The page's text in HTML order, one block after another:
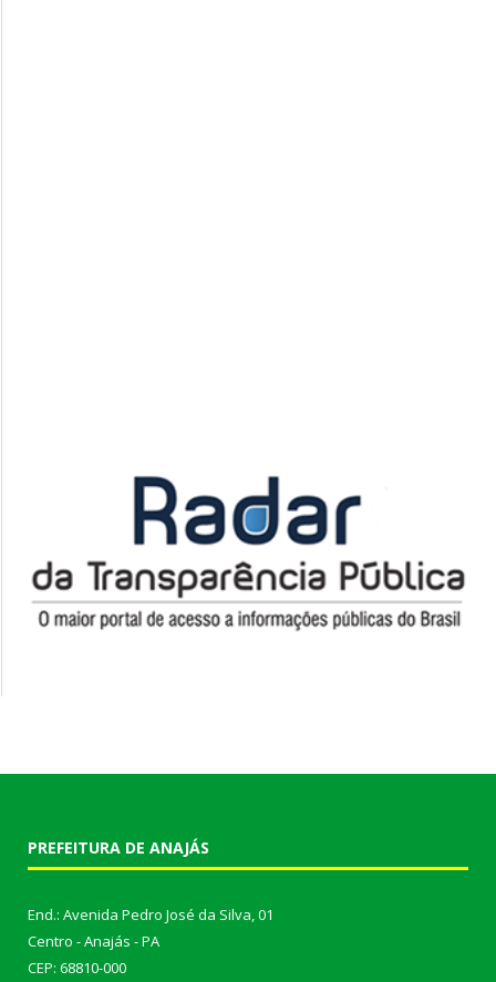
PREFEITURA DE ANAJÁS
End.: Avenida Pedro José da Silva, 01
Centro - Anajás - PA
CEP: 68810-000